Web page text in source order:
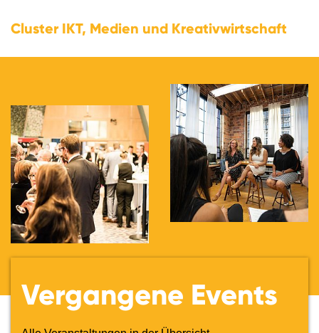
Cluster IKT, Medien und Kreativwirtschaft
Vergangene Events